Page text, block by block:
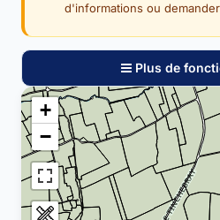
d'informations ou
Plus de
+
−